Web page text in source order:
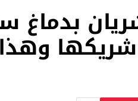
بدماغ